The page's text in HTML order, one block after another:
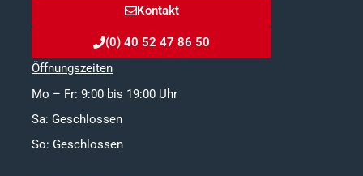
Kontakt
(0) 40 52 47 86 50
Öffnungszeiten
Mo – Fr: 9:00 bis 19:00 Uhr
Sa: Geschlossen
So: Geschlossen